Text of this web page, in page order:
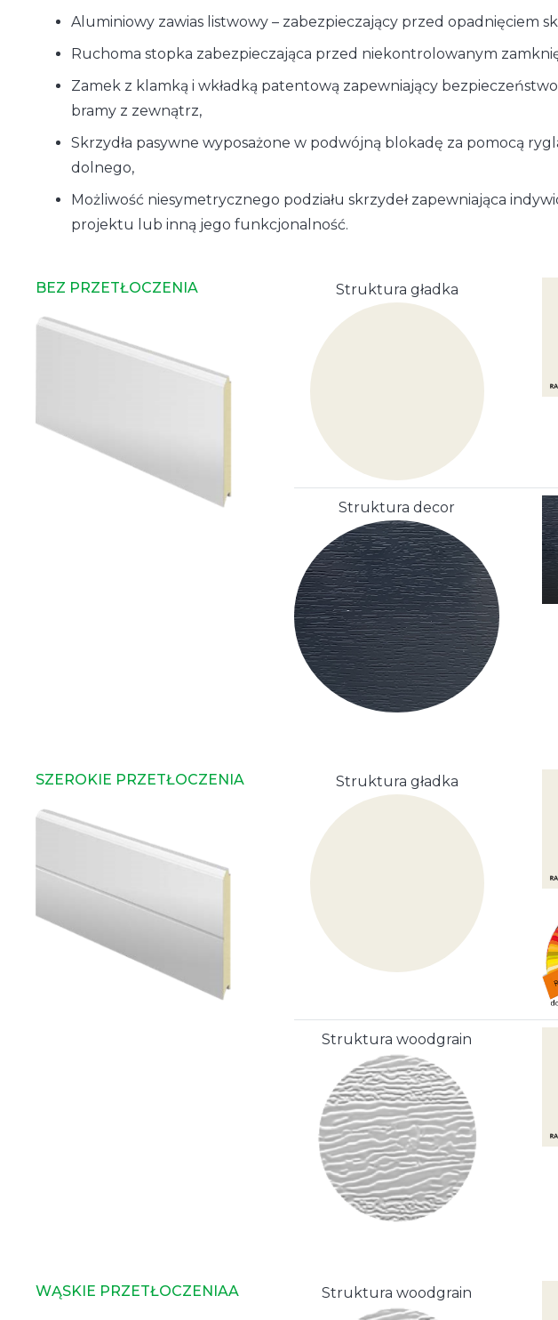
Aluminiowy zawias listwowy – zabezpieczający przed opadnięciem
Ruchoma stopka zabezpieczająca przed niekontrolowanym
Zamek z klamką i wkładką patentową zapewniający
bramy z zewnątrz,
Skrzydła pasywne wyposażone w podwójną blokadę za pomocą
dolnego,
Możliwość niesymetrycznego podziału skrzydeł zapewniająca
projektu lub inną jego funkcjonalność.
Aluminiowy zawias listwowy
BEZ PRZETŁOCZENIA Struktura gładka
Struktura decor
SZEROKIE PRZETŁOCZENIA Struktura gładka
Struktura woodgrain
WĄSKIE PRZETŁOCZENIAA Struktura woodgrain